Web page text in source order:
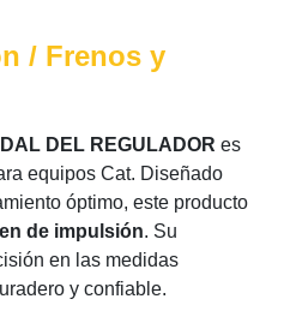
/ Frenos y
DEL REGULADOR es
equipos Cat. Diseñado
óptimo, este producto
de impulsión. Su
en las medidas
y confiable.